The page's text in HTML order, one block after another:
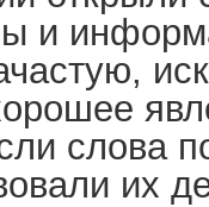
и
слова
их